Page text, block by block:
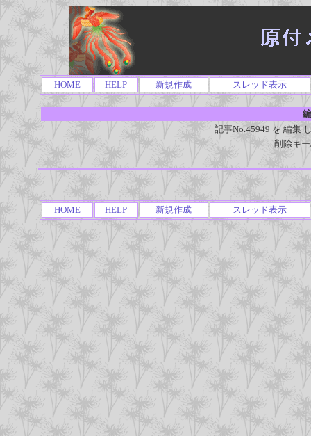
HOME HELP 新規作成 スレッド表示
記事No.45949 を 編集
削除キ
HOME HELP 新規作成 スレッド表示